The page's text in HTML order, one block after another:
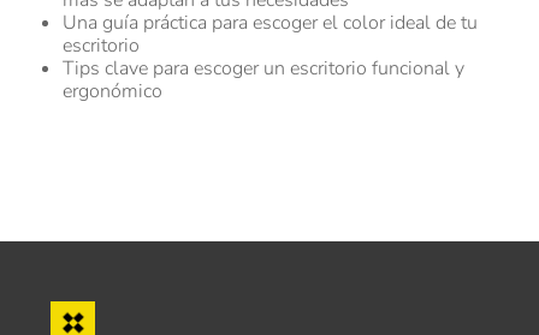
Una guía práctica para escoger el color ideal de tu
escritorio
Tips clave para escoger un escritorio funcional y
ergonómico